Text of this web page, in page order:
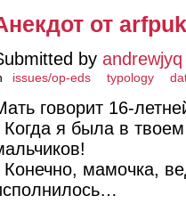
от arfpuk
by andrewjyq
issues/op-eds typology
говорит 16-
Когда я была в
Конечно, мамочка,